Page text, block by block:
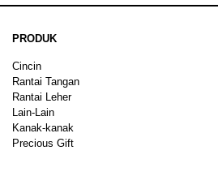
PRODUK
Cincin
Rantai Tangan
Rantai Leher
Lain-Lain
Kanak-kanak
Precious Gift